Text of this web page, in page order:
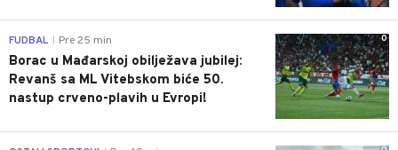
0
FUDBAL Pre 25 min
Borac u Mađarskoj obilježava jubilej:
Revanš sa ML Vitebskom biće 50.
nastup crveno-plavih u Evropi!